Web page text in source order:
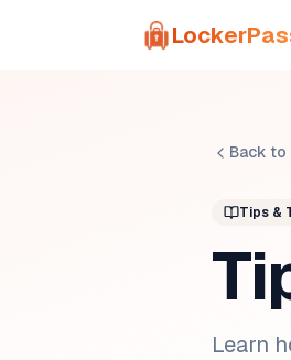
Back to
Tips &
Learn